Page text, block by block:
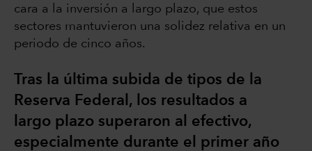
cara a la inversión a largo plazo, que estos
sectores mantuvieron una solidez relativa en un
periodo de cinco años.
Tras la última subida de tipos de la
Reserva Federal, los resultados a
largo plazo superaron al efectivo,
especialmente durante el primer año